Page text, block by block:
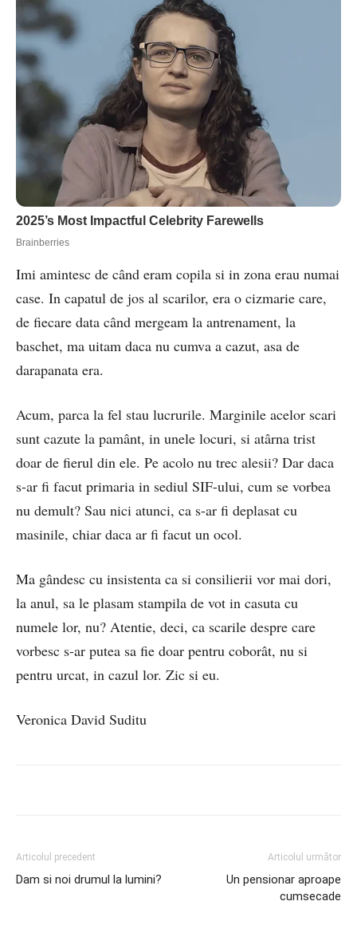
Imi amintesc de când eram copila si in zona erau numai
case. In capatul de jos al scarilor, era o cizmarie care,
de fiecare data când mergeam la antrenament, la
baschet, ma uitam daca nu cumva a cazut, asa de
darapanata era.
Acum, parca la fel stau lucrurile. Marginile acelor scari
sunt cazute la pamânt, in unele locuri, si atârna trist
doar de fierul din ele. Pe acolo nu trec alesii? Dar daca
s-ar fi facut primaria in sediul SIF-ului, cum se vorbea
nu demult? Sau nici atunci, ca s-ar fi deplasat cu
masinile, chiar daca ar fi facut un ocol.
Ma gândesc cu insistenta ca si consilierii vor mai dori,
la anul, sa le plasam stampila de vot in casuta cu
numele lor, nu? Atentie, deci, ca scarile despre care
vorbesc s-ar putea sa fie doar pentru coborât, nu si
pentru urcat, in cazul lor. Zic si eu.
Veronica David Suditu
Articolul precedent
Dam si noi drumul la lumini?
Articolul următor
Un pensionar aproape
cumsecade